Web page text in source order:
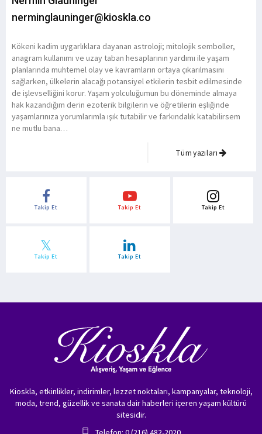
nerminglauninger@kioskla.co
Kökeni kadim uygarlıklara dayanan astroloji; mitolojik semboller,
anagram kullanımı ve uzay taban hesaplarının yardımı ile yaşam
planlarında muhtemel olay ve kavramların ortaya çıkarılmasını
sağlarken, ülkelerin alacağı potansiyel etkilerin tesbit edilmesinde
de işlevselliğini korur. Yaşam yolculuğumun bu döneminde almaya
hak kazandığım derin ezoterik bilgilerin ve öğretilerin eşliğinde
yaşamlarınıza yorumlarımla ışık tutabilir ve farkındalık katabilirsem
ne mutlu bana…
Tüm yazıları
Takip Et Takip Et Takip Et
Takip Et Takip Et
Kioskla, etkinlikler, indirimler, lezzet noktaları, kampanyalar, teknoloji,
moda, trend, güzellik ve sanata dair haberleri içeren yaşam kültürü
sitesidir.